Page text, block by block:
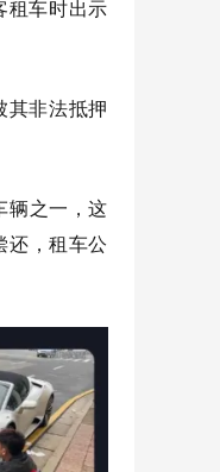
租车时出示
其非法抵押
辆之一，这
还，租车公